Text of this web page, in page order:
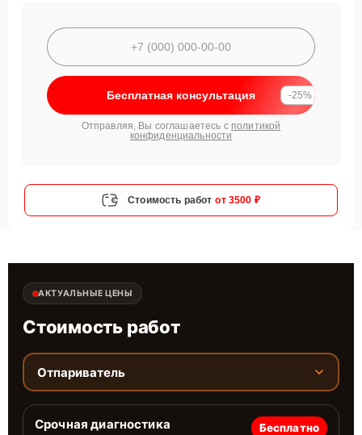
Бесплатная консультация -25%
Отправляя, Вы соглашаетесь с политикой
конфиденциальности
Стоимость работ от 3500 ₽
АКТУАЛЬНЫЕ ЦЕНЫ
Стоимость работ
Отпариватель
Срочная диагностика Бесплатно